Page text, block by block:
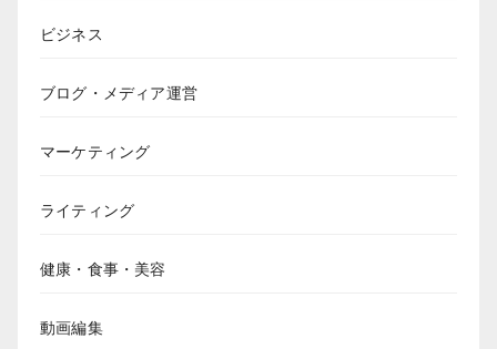
ビジネス
ブログ・メディア運営
マーケティング
ライティング
健康・食事・美容
動画編集